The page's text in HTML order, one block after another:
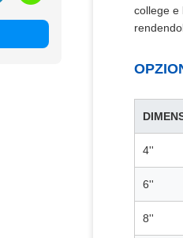
college e
4''
6''
8''